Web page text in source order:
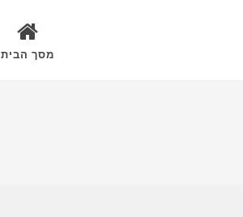
מסך הבית